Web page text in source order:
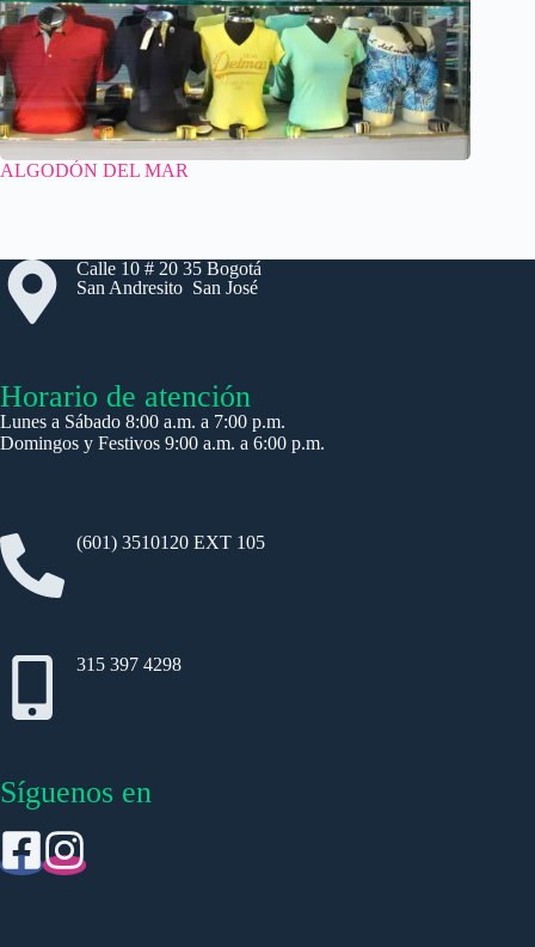
ALGODÓN DEL MAR
Calle 10 # 20 35 Bogotá
San Andresito San José
Horario de atención
Lunes a Sábado 8:00 a.m. a 7:00 p.m.
Domingos y Festivos 9:00 a.m. a 6:00 p.m.
(601) 3510120 EXT 105
315 397 4298
Síguenos en